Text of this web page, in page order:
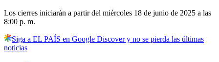
Los cierres iniciarán a partir del miércoles 18 de junio de 2025 a las
8:00 p. m.
Siga a EL PAÍS en Google Discover y no se pierda las últimas
noticias